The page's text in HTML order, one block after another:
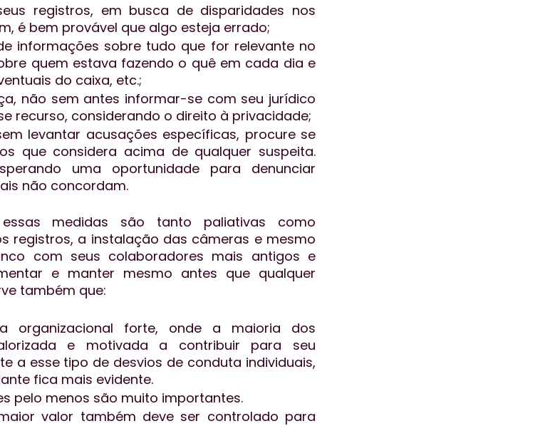
registros, em busca de disparidades nos
é bem provável que algo esteja errado;
informações sobre tudo que for relevante no
quem estava fazendo o quê em cada dia e
do caixa, etc.;
não sem antes informar-se com seu jurídico
recurso, considerando o direito à privacidade;
levantar acusações específicas, procure se
que considera acima de qualquer suspeita.
uma oportunidade para denunciar
não concordam.
medidas são tanto paliativas como
registros, a instalação das câmeras e mesmo
com seus colaboradores mais antigos e
e manter mesmo antes que qualquer
também que:
organizacional forte, onde a maioria dos
e motivada a contribuir para seu
a esse tipo de desvios de conduta individuais,
fica mais evidente.
pelo menos são muito importantes.
valor também deve ser controlado para